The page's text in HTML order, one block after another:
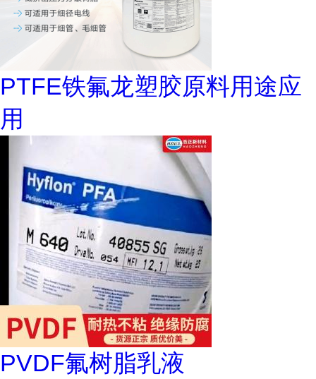
PTFE铁氟龙塑胶原料用途应
用
PVDF氟树脂乳液